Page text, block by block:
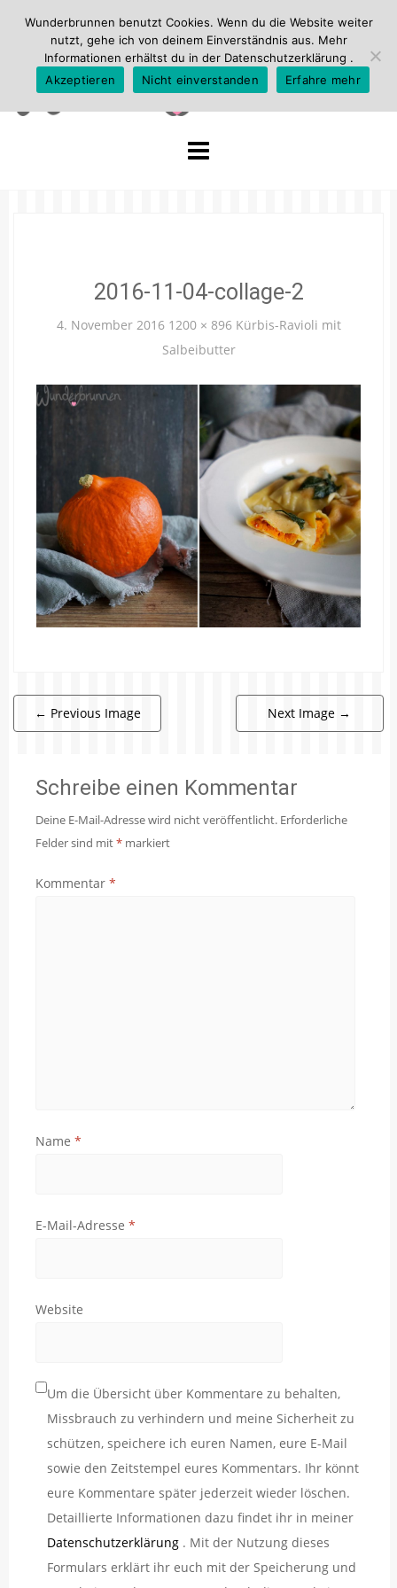
2016-11-04-collage-2
4. November 2016 1200 × 896 Kürbis-Ravioli mit
Salbeibutter
← Previous Image Next Image →
Schreibe einen Kommentar
Deine E-Mail-Adresse wird nicht veröffentlicht. Erforderliche
Felder sind mit* markiert
Kommentar *
Name *
E-Mail-Adresse *
Website
Um die Übersicht über Kommentare zu behalten,
Missbrauch zu verhindern und meine Sicherheit zu
schützen, speichere ich euren Namen, eure E-Mail
sowie den Zeitstempel eures Kommentars. Ihr könnt
eure Kommentare später jederzeit wieder löschen.
Detaillierte Informationen dazu findet ihr in meiner
Datenschutzerklärung . Mit der Nutzung dieses
Formulars erklärt ihr euch mit der Speicherung und
Wunderbrunnen benutzt Cookies. Wenn du die Website weiter
nutzt, gehe ich von deinem Einverständnis aus. Mehr
Informationen erhältst du in der Datenschutzerklärung .
Akzeptieren
Nicht einverstanden Erfahre mehr